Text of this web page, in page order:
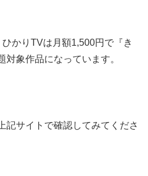
かりTVは月額1,500円で『き
象作品になっています。
記サイトで確認してみてくださ